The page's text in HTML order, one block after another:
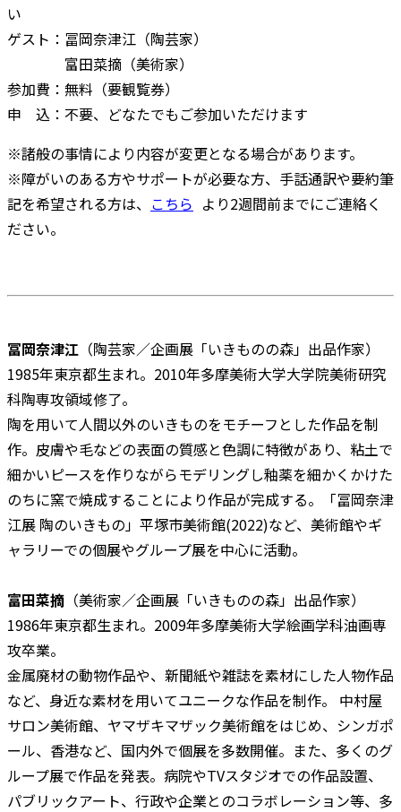
い
ゲスト：冨岡奈津江（陶芸家）
富田菜摘（美術家）
参加費：無料（要観覧券）
申 込：不要、どなたでもご参加いただけます
※諸般の事情により内容が変更となる場合があります。
※障がいのある方やサポートが必要な方、手話通訳や要約筆
記を希望される方は、 こちら より2週間前までにご連絡く
ださい。
冨岡奈津江 （陶芸家／企画展「いきものの森」出品作家）
1985年東京都生まれ。2010年多摩美術大学大学院美術研究
科陶専攻領域修了。
陶を用いて人間以外のいきものをモチーフとした作品を制
作。皮膚や毛などの表面の質感と色調に特徴があり、粘土で
細かいピースを作りながらモデリングし釉薬を細かくかけた
のちに窯で焼成することにより作品が完成する。「冨岡奈津
江展 陶のいきもの」平塚市美術館(2022)など、美術館やギ
ャラリーでの個展やグループ展を中心に活動。
富田菜摘 （美術家／企画展「いきものの森」出品作家）
1986年東京都生まれ。2009年多摩美術大学絵画学科油画専
攻卒業。
金属廃材の動物作品や、新聞紙や雑誌を素材にした人物作品
など、身近な素材を用いてユニークな作品を制作。 中村屋
サロン美術館、ヤマザキマザック美術館をはじめ、シンガポ
ール、香港など、国内外で個展を多数開催。また、多くのグ
ループ展で作品を発表。病院やTVスタジオでの作品設置、
パブリックアート、行政や企業とのコラボレーション等、多